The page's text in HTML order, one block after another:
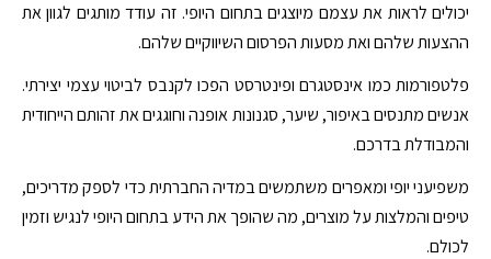
יכולים לראות את עצמם מיוצגים בתחום היופי. זה עודד מותגים לגוון את
ההצעות שלהם ואת מסעות הפרסום השיווקיים שלהם.
פלטפורמות כמו אינסטגרם ופינטרסט הפכו לקנבס לביטוי עצמי יצירתי.
אנשים מתנסים באיפור, שיער, סגנונות אופנה וחוגגים את זהותם הייחודית
והמבודלת בדרכם.
משפיעני יופי ומאפרים משתמשים במדיה החברתית כדי לספק מדריכים,
טיפים והמלצות על מוצרים, מה שהופך את הידע בתחום היופי לנגיש וזמין
לכולם.